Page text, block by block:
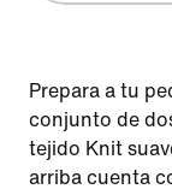
Prepara a tu
conjunto de
tejido Knit
arriba cuenta